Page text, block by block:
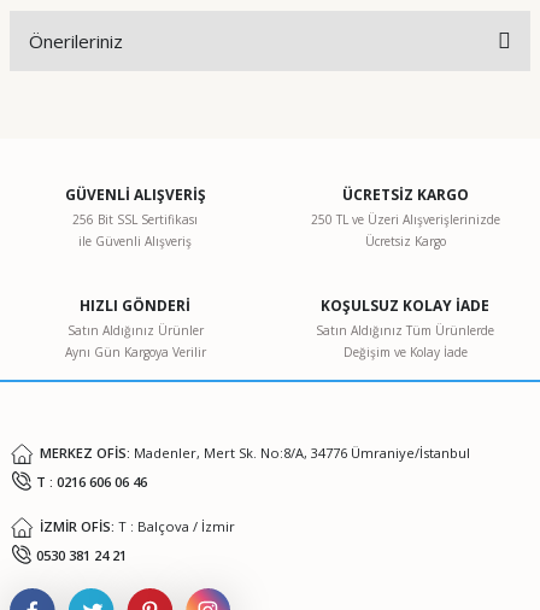
Önerileriniz
Görüş ve önerileriniz için teşekkür ederiz.
Ürün resmi kalitesiz, bozuk veya görüntülenemiyor.
Ürün bilgilerinde hatalar bulunuyor.
Ürün fiyatı diğer sitelerden daha pahalı.
GÜVENLİ ALIŞVERİŞ
256 Bit SSL Sertifikası
ile Güvenli Alışveriş
ÜCRETSİZ KARGO
250 TL ve Üzeri Alışverişlerinizde
Ücretsiz Kargo
HIZLI GÖNDERİ
Satın Aldığınız Ürünler
Aynı Gün Kargoya Verilir
KOŞULSUZ KOLAY İADE
Satın Aldığınız Tüm Ürünlerde
Değişim ve Kolay İade
MERKEZ OFİS: Madenler, Mert Sk. No:8/A, 34776 Ümraniye/İstanbul
T : 0216 606 06 46
İZMİR OFİS: T : Balçova / İzmir
0530 381 24 21